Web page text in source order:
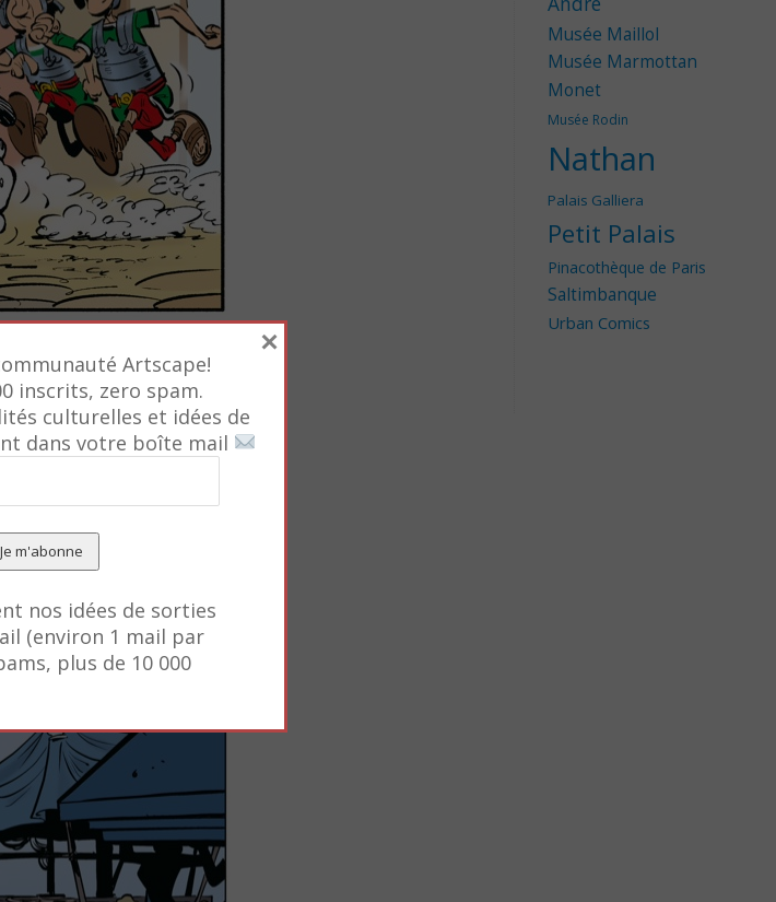
princesse-chat du Général.
Musée Maillol
Musée Marmottan
Monet
Musée Rodin
Nathan
Palais Galliera
Petit Palais
Pinacothèque de Paris
Saltimbanque
Urban Comics
Artscape!
inscrits, zero spam.
culturelles et idées de
dans votre boîte mail
nos idées de sorties
(environ 1 mail par
plus de 10 000
×